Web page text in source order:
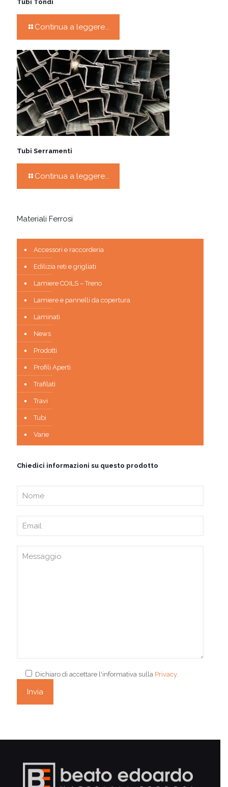
Tubi Tondi
Continua a leggere...
Tubi Serramenti
Continua a leggere...
Materiali Ferrosi
Accessori e raccorderia
Edilizia reti e grigliati
Lamiere COILS – Treno
Lamiere e pannelli da copertura
Laminati
News
Prodotti
Profili Aperti
Trafilati
Travi
Tubi
Varie
Chiedici informazioni su questo prodotto
Dichiaro di accettare l'informativa sulla Privacy.